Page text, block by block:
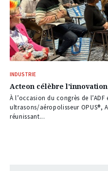
INDUSTRIE
Acteon célèbre
À l’occasion du congrès de
ultrasons/aéropolisseur OPUS®,
réunissant...